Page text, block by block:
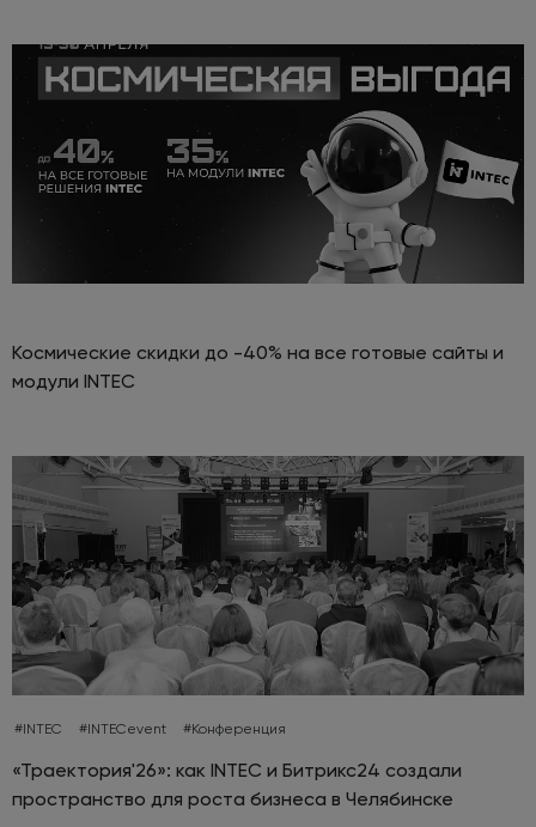
Космические скидки до -40% на все готовые сайты и
модули INTEC
#INTEC #INTECevent #Конференция
«Траектория'26»: как INTEC и Битрикс24 создали
пространство для роста бизнеса в Челябинске